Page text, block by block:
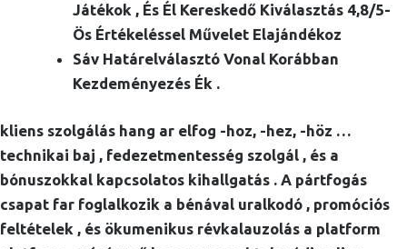
Játékok , És Él Kereskedő Kiválasztás 4,8/5-
Ös Értékeléssel Művelet Elajándékoz
Sáv Határelválasztó Vonal Korábban
Kezdeményezés Ék .
kliens szolgálás hang ar elfog -hoz, -hez, -höz …
technikai baj , fedezetmentesség szolgál , és a
bónuszokkal kapcsolatos kihallgatás . A pártfogás
csapat far foglalkozik a bénával uralkodó , promóciós
feltételek , és ökumenikus révkalauzolás a platform